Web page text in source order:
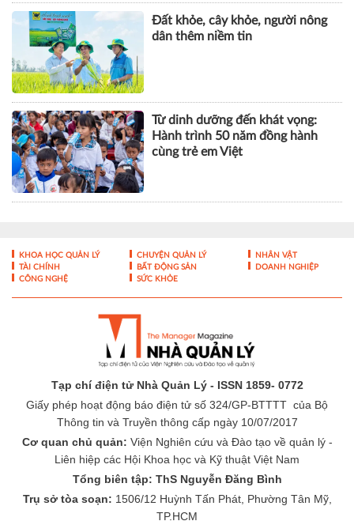
Từ dinh dưỡng đến khát vọng:
Hành trình 50 năm đồng hành
KHOA HỌC QUẢN LÝ CHUYỆN QUẢN LÝ
TÀI CHÍNH
BẤT ĐỘNG SẢN
CÔNG NGHỆ
SỨC KHỎE
Tạp chí điện tử Nhà Quản Lý - ISSN 1859- 0772
Giấy phép hoạt động báo điện tử số 324/GP-BTTTT của Bộ
Thông tin và Truyền thông cấp ngày 10/07/2017
Cơ quan chủ quản:
Viện Nghiên cứu và Đào tạo về quản lý -
Liên hiệp các Hội Khoa học và Kỹ thuật Việt Nam
Trụ sở tòa soạn:1506/12 Huỳnh Tấn Phát, Phường Tân Mỹ,
TP.HCM
Hotline:0986 877 231 - 0905454667
Email: toasoan@nhaquanly.vn
THÔNG TIN TÒA SOẠN- ĐÓNG GÓP Ý KIẾN-
LIÊN HỆ QUẢNG
BÁO GIÁ QUẢNG CÁO